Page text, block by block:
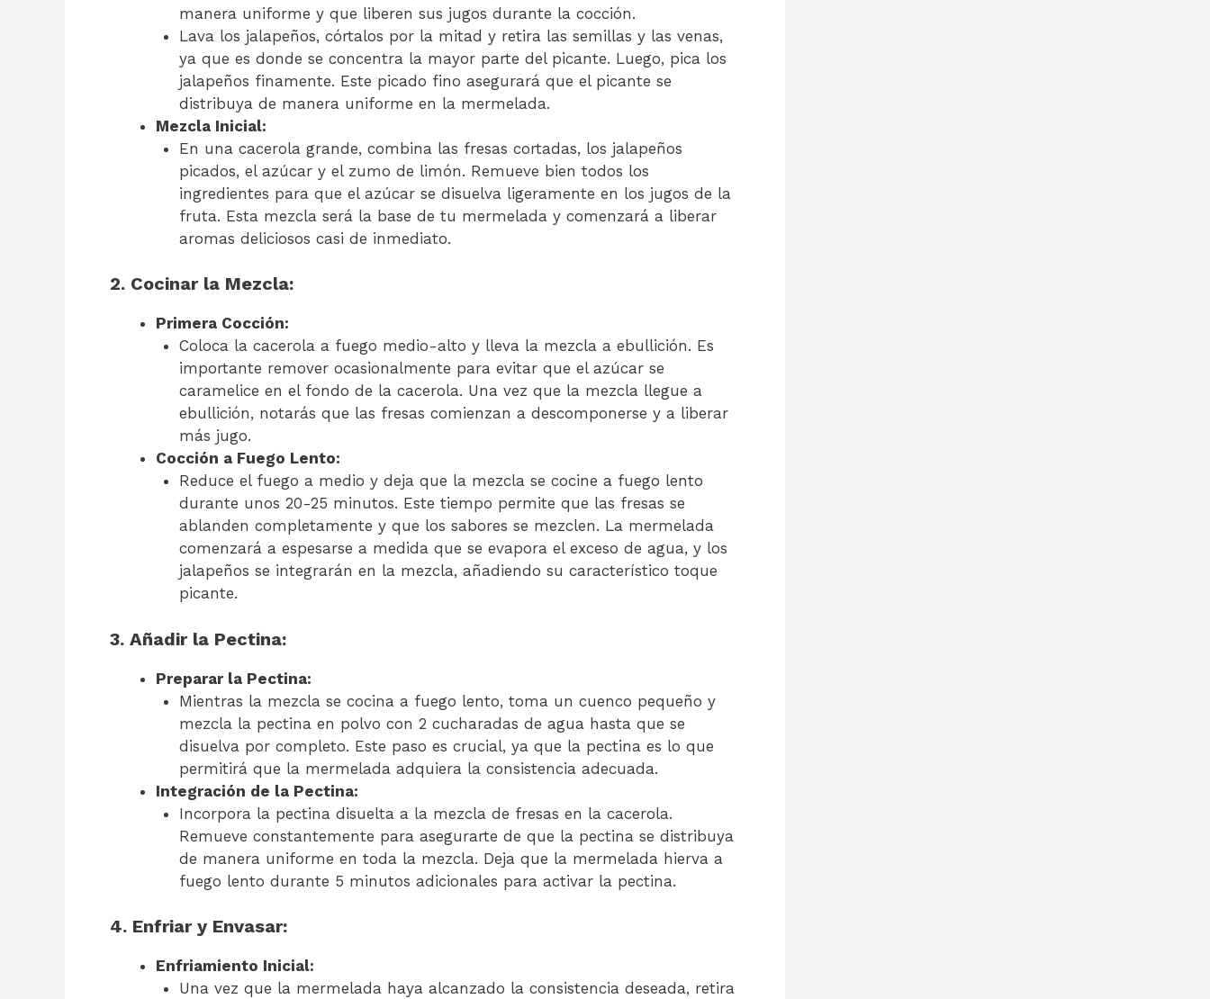
manera uniforme y que liberen sus jugos durante la cocción.
Lava los jalapeños, córtalos por la mitad y retira las semillas y las venas,
ya que es donde se concentra la mayor parte del picante. Luego, pica los
jalapeños finamente. Este picado fino asegurará que el picante se
distribuya de manera uniforme en la mermelada.
Mezcla Inicial:
En una cacerola grande, combina las fresas cortadas, los jalapeños
picados, el azúcar y el zumo de limón. Remueve bien todos los
ingredientes para que el azúcar se disuelva ligeramente en los jugos de la
fruta. Esta mezcla será la base de tu mermelada y comenzará a liberar
aromas deliciosos casi de inmediato.
2. Cocinar la Mezcla:
Primera Cocción:
Coloca la cacerola a fuego medio-alto y lleva la mezcla a ebullición. Es
importante remover ocasionalmente para evitar que el azúcar se
caramelice en el fondo de la cacerola. Una vez que la mezcla llegue a
ebullición, notarás que las fresas comienzan a descomponerse y a liberar
más jugo.
Cocción a Fuego Lento:
Reduce el fuego a medio y deja que la mezcla se cocine a fuego lento
durante unos 20-25 minutos. Este tiempo permite que las fresas se
ablanden completamente y que los sabores se mezclen. La mermelada
comenzará a espesarse a medida que se evapora el exceso de agua, y los
jalapeños se integrarán en la mezcla, añadiendo su característico toque
picante.
3. Añadir la Pectina:
Preparar la Pectina:
Mientras la mezcla se cocina a fuego lento, toma un cuenco pequeño y
mezcla la pectina en polvo con 2 cucharadas de agua hasta que se
disuelva por completo. Este paso es crucial, ya que la pectina es lo que
permitirá que la mermelada adquiera la consistencia adecuada.
Integración de la Pectina:
Incorpora la pectina disuelta a la mezcla de fresas en la cacerola.
Remueve constantemente para asegurarte de que la pectina se distribuya
de manera uniforme en toda la mezcla. Deja que la mermelada hierva a
fuego lento durante 5 minutos adicionales para activar la pectina.
4. Enfriar y Envasar:
Enfriamiento Inicial:
Una vez que la mermelada haya alcanzado la consistencia deseada, retira